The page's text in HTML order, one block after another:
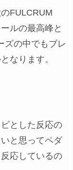
FULCRUM
ルの最高峰と
ズの中でもブレ
なります。
とした反応の
と思ってペダ
応しているの